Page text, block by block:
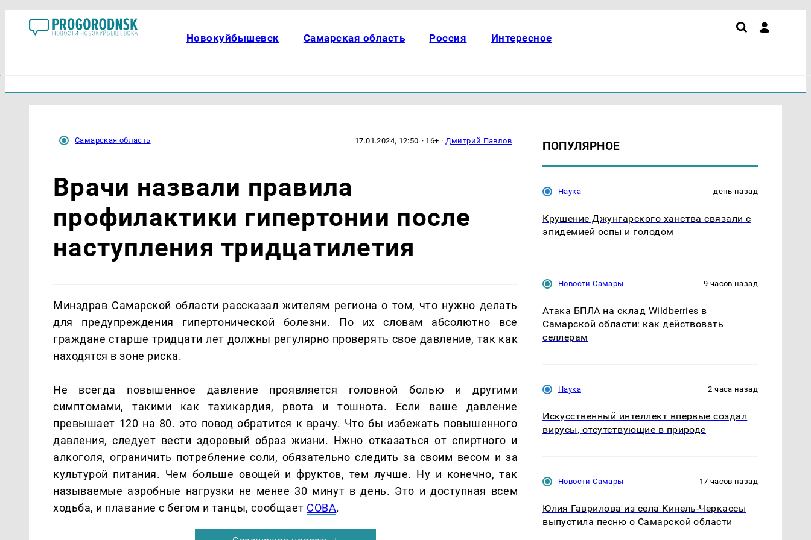
Новокуйбышевск Самарская область Россия Интересное
Самарская область 17.01.2024, 12:50 · 16+ · Дмитрий Павлов
Врачи назвали правила
профилактики гипертонии после
наступления тридцатилетия
Минздрав Самарской области рассказал жителям региона о том, что нужно делать
для предупреждения гипертонической болезни. По их словам абсолютно все
граждане старше тридцати лет должны регулярно проверять свое давление, так как
находятся в зоне риска.
Не всегда повышенное давление проявляется головной болью и другими
симптомами, такими как тахикардия, рвота и тошнота. Если ваше давление
превышает 120 на 80. это повод обратится к врачу. Что бы избежать повышенного
давления, следует вести здоровый образ жизни. Нжно отказаться от спиртного и
алкоголя, ограничить потребление соли, обязательно следить за своим весом и за
культурой питания. Чем больше овощей и фруктов, тем лучше. Ну и конечно, так
называемые аэробные нагрузки не менее 30 минут в день. Это и доступная всем
ходьба, и плавание с бегом и танцы, сообщает СОВА.
ПОПУЛЯРНОЕ
Наука день назад
Крушение Джунгарского ханства связали с
эпидемией оспы и голодом
Новости Самары 9 часов назад
Атака БПЛА на склад Wildberries в
Самарской области: как действовать
селлерам
Наука 2 часа назад
Искусственный интеллект впервые создал
вирусы, отсутствующие в природе
Новости Самары 17 часов назад
Юлия Гаврилова из села Кинель-Черкассы
выпустила песню о Самарской области